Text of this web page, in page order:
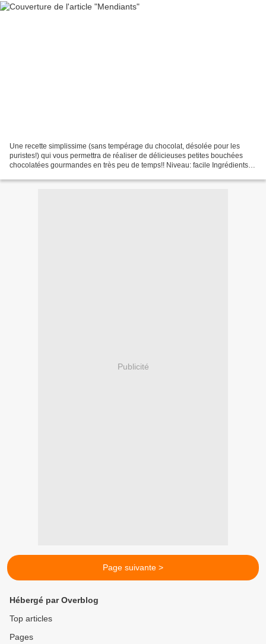
Une recette simplissime (sans tempérage du chocolat, désolée pour les
puristes!) qui vous permettra de réaliser de délicieuses petites bouchées
chocolatées gourmandes en très peu de temps!! Niveau: facile Ingrédients:
Publicité
Page suivante >
Hébergé par Overblog
Top articles
Pages